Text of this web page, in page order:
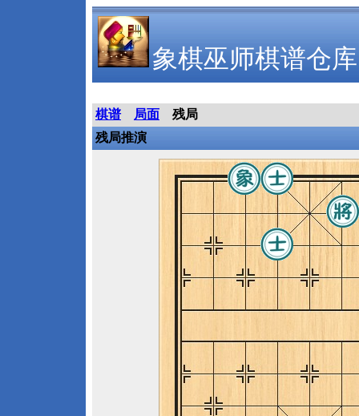
象棋巫师棋谱仓库
棋谱 局面
残局
残局推演